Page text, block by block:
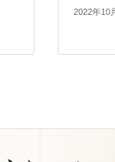
2022年10